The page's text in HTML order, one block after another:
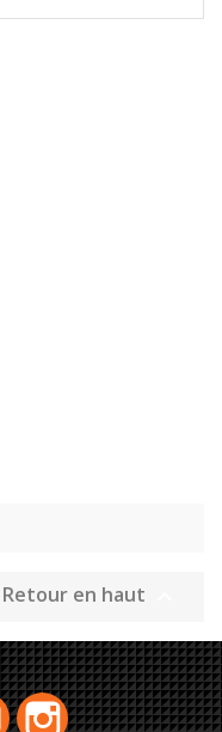
Retour en haut
YouTubeInstagram